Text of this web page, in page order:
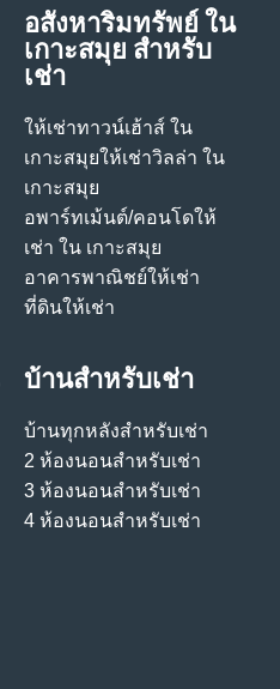
อสังหาริมทรัพย์ ใน
เกาะสมุย สําหรับ
เช่า
ให้เช่าทาวน์เฮ้าส์ ใน
เกาะสมุยให้เช่าวิลล่า ใน
เกาะสมุย
อพาร์ทเม้นต์/คอนโดให้
เช่า ใน เกาะสมุย
อาคารพาณิชย์ให้เช่า
ที่ดินให้เช่า
บ้านสําหรับเช่า
บ้านทุกหลังสําหรับเช่า
2 ห้องนอนสําหรับเช่า
3 ห้องนอนสําหรับเช่า
4 ห้องนอนสําหรับเช่า